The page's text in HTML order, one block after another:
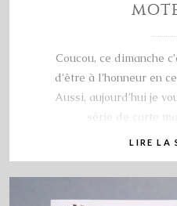
Coucou, ce dimanche
d’être à l’honneur en
Aussi, aujourd’hui je
série de carte
LIRE LA